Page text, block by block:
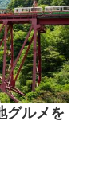
グルメを